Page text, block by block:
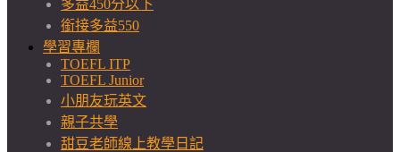
多益450分以下
銜接多益550
學習專欄
TOEFL ITP
TOEFL Junior
小朋友玩英文
親子共學
甜豆老師線上教學日記